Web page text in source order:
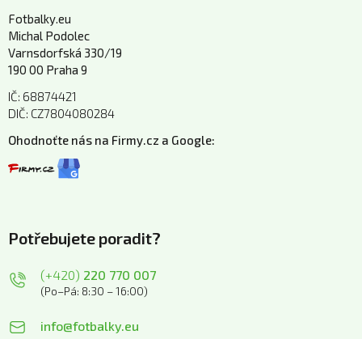
Fotbalky.eu
Michal Podolec
Varnsdorfská 330/19
190 00 Praha 9
IČ: 68874421
DIČ: CZ7804080284
Ohodnoťte nás na Firmy.cz a Google:
Potřebujete poradit?
(+420) 220 770 007
(Po–Pá: 8:30 – 16:00)
info@fotbalky.eu